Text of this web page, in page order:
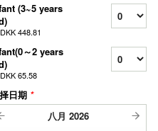
(3~5 years
DKK 448.81
～2 years
DKK 65.58
日期 *
八月 2026